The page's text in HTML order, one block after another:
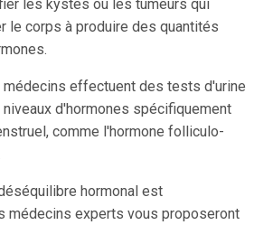
les kystes ou les tumeurs qui
le corps à produire des quantités
médecins effectuent des tests d'urine
d'hormones spécifiquement
comme l'hormone folliculo-
hormonal est
médecins experts vous proposeront